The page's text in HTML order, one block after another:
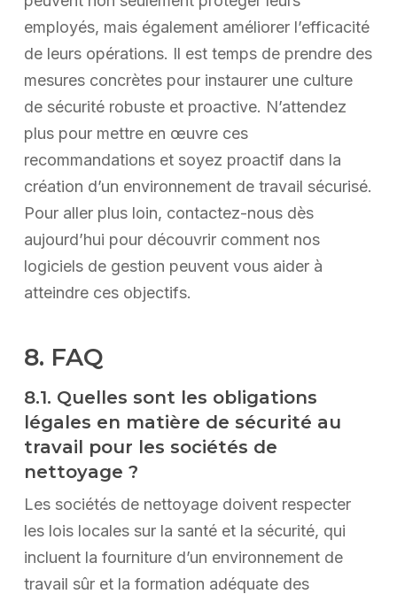
employés, mais également améliorer l’efficacité
de leurs opérations. Il est temps de prendre des
mesures concrètes pour instaurer une culture
de sécurité robuste et proactive. N’attendez
plus pour mettre en œuvre ces
recommandations et soyez proactif dans la
création d’un environnement de travail sécurisé.
Pour aller plus loin, contactez-nous dès
aujourd’hui pour découvrir comment nos
logiciels de gestion peuvent vous aider à
atteindre ces objectifs.
8. FAQ
8.1. Quelles sont les obligations
légales en matière de sécurité au
travail pour les sociétés de
nettoyage ?
Les sociétés de nettoyage doivent respecter
les lois locales sur la santé et la sécurité, qui
incluent la fourniture d’un environnement de
travail sûr et la formation adéquate des